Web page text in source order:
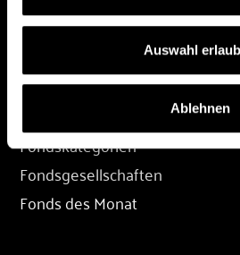
Auswahl
Ablehnen
FONDS
Fondskategorien
Fondsgesellschaften
Fonds des Monat